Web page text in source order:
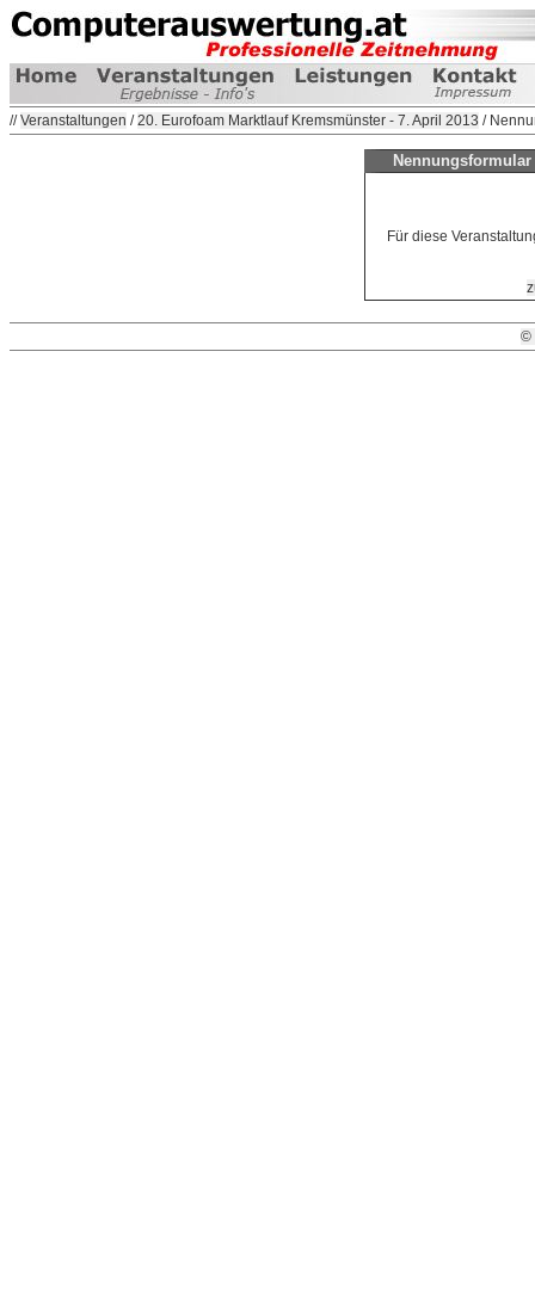
//Veranstaltungen /20. Eurofoam Marktlauf Kremsmünster - 7. April 2013 /
Für diese
©